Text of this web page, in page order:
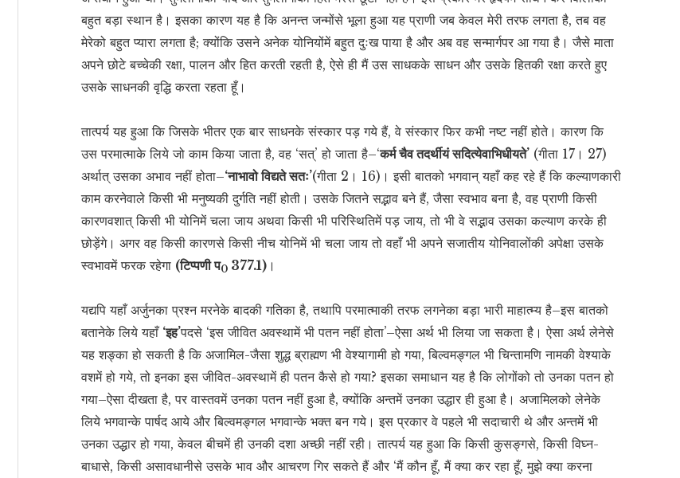
बहुत बड़ा स्थान है। इसका कारण यह है कि अनन्त जन्मोंसे भूला हुआ यह प्राणी जब केवल मेरी तरफ लगता है, तब वह
मेरेको बहुत प्यारा लगता है; क्योंकि उसने अनेक योनियोंमें बहुत दुःख पाया है और अब वह सन्मार्गपर आ गया है। जैसे माता
अपने छोटे बच्चेकी रक्षा, पालन और हित करती रहती है, ऐसे ही मैं उस साधकके साधन और उसके हितकी रक्षा करते हुए
उसके साधनकी वृद्धि करता रहता हूँ।
तात्पर्य यह हुआ कि जिसके भीतर एक बार साधनके संस्कार पड़ गये हैं, वे संस्कार फिर कभी नष्ट नहीं होते। कारण कि
उस परमात्माके लिये जो काम किया जाता है, वह ‘सत्’ हो जाता है–‘कर्म चैव तदर्थीयं सदित्येवाभिधीयते’ (गीता 17। 27)
अर्थात् उसका अभाव नहीं होता–‘नाभावो विद्यते सतः’(गीता 2। 16)। इसी बातको भगवान् यहाँ कह रहे हैं कि कल्याणकारी
काम करनेवाले किसी भी मनुष्यकी दुर्गति नहीं होती। उसके जितने सद्भाव बने हैं, जैसा स्वभाव बना है, वह प्राणी किसी
कारणवशात् किसी भी योनिमें चला जाय अथवा किसी भी परिस्थितिमें पड़ जाय, तो भी वे सद्भाव उसका कल्याण करके ही
छोड़ेंगे। अगर वह किसी कारणसे किसी नीच योनिमें भी चला जाय तो वहाँ भी अपने सजातीय योनिवालोंकी अपेक्षा उसके
स्वभावमें फरक रहेगा (टिप्पणी प0 377.1) ।
यद्यपि यहाँ अर्जुनका प्रश्न मरनेके बादकी गतिका है, तथापि परमात्माकी तरफ लगनेका बड़ा भारी माहात्म्य है–इस बातको
बतानेके लिये यहाँ ‘इह’पदसे ‘इस जीवित अवस्थामें भी पतन नहीं होता’–ऐसा अर्थ भी लिया जा सकता है। ऐसा अर्थ लेनेसे
यह शङ्का हो सकती है कि अजामिल-जैसा शुद्ध ब्राह्मण भी वेश्यागामी हो गया, बिल्वमङ्गल भी चिन्तामणि नामकी वेश्याके
वशमें हो गये, तो इनका इस जीवित-अवस्थामें ही पतन कैसे हो गया? इसका समाधान यह है कि लोगोंको तो उनका पतन हो
गया–ऐसा दीखता है, पर वास्तवमें उनका पतन नहीं हुआ है, क्योंकि अन्तमें उनका उद्धार ही हुआ है। अजामिलको लेनेके
लिये भगवान्के पार्षद आये और बिल्वमङ्गल भगवान्के भक्त बन गये। इस प्रकार वे पहले भी सदाचारी थे और अन्तमें भी
उनका उद्धार हो गया, केवल बीचमें ही उनकी दशा अच्छी नहीं रही। तात्पर्य यह हुआ कि किसी कुसङ्गसे, किसी विघ्न-
बाधासे, किसी असावधानीसे उसके भाव और आचरण गिर सकते हैं और ‘मैं कौन हूँ, मैं क्या कर रहा हूँ, मुझे क्या करना